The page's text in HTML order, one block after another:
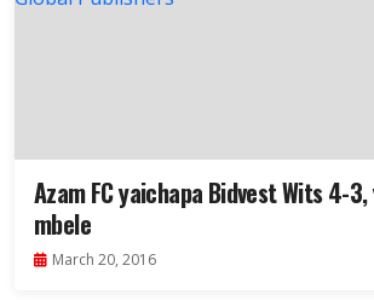
Azam FC yaichapa Bidvest Wits 4-
mbele
March 20, 2016